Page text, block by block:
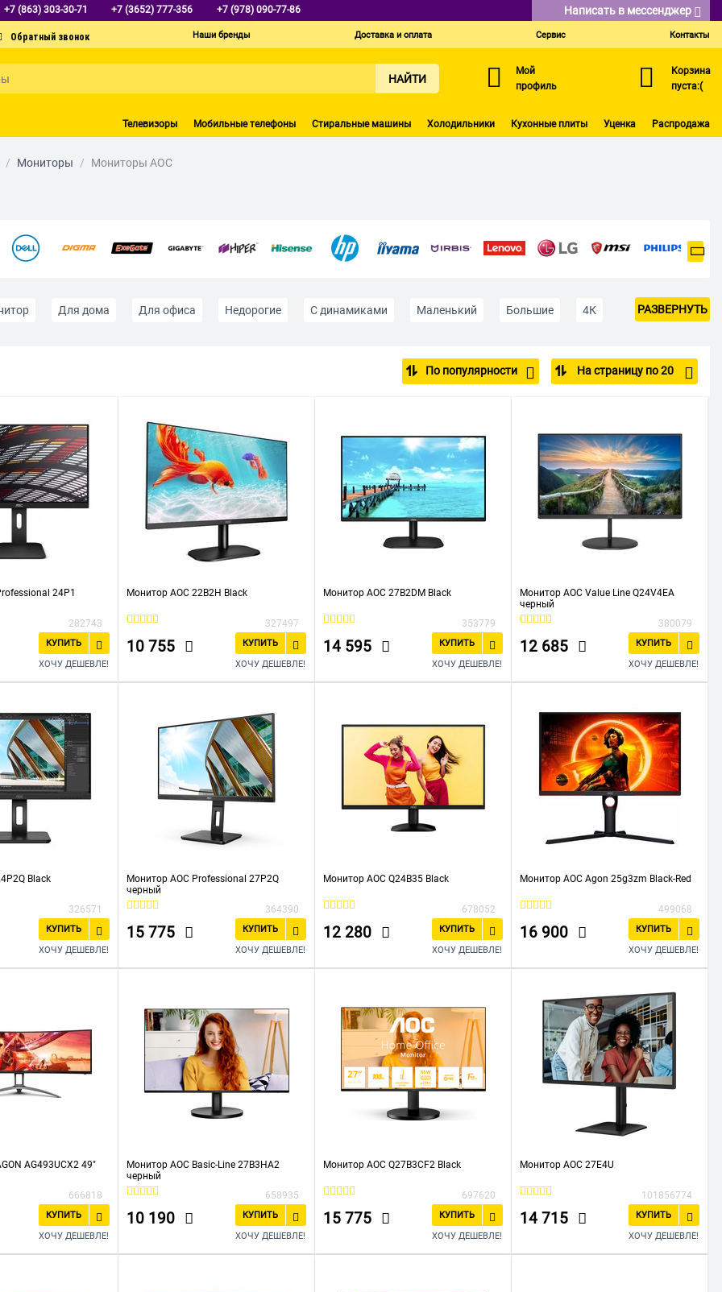
+7 (863) 303-30-71 +7 (3652) 777-356 +7 (978) 090-77-86 Написать в мессенджер
Наши бренды Доставка и оплата Сервис Контакты
НАЙТИ
Мой
профиль
Корзина
пуста:(
Телевизоры Мобильные телефоны Стиральные машины Холодильники Кухонные плиты Уценка Распродажа
/ Мониторы / Мониторы AOC
Для дома Для офиса Недорогие С динамиками Маленький Большие 4К РАЗВЕРНУТЬ
По популярности На страницу по 20
24P1
282743
КУПИТЬ
ХОЧУ ДЕШЕВЛЕ!
Монитор AOC 22B2H Black
327497
10 755
КУПИТЬ
ХОЧУ ДЕШЕВЛЕ!
Монитор AOC 27B2DM Black
353779
14 595
КУПИТЬ
ХОЧУ ДЕШЕВЛЕ!
Монитор AOC Value Line Q24V4EA
черный
380079
12 685
КУПИТЬ
ХОЧУ ДЕШЕВЛЕ!
Black
326571
КУПИТЬ
ХОЧУ ДЕШЕВЛЕ!
Монитор AOC Professional 27P2Q
черный
364390
15 775
КУПИТЬ
ХОЧУ ДЕШЕВЛЕ!
Монитор AOC Q24B35 Black
678052
12 280
КУПИТЬ
ХОЧУ ДЕШЕВЛЕ!
Монитор AOC Agon 25g3zm Black-Red
499068
16 900
КУПИТЬ
ХОЧУ ДЕШЕВЛЕ!
AG493UCX2 49"
666818
КУПИТЬ
ХОЧУ ДЕШЕВЛЕ!
Монитор AOC Basic-Line 27B3HA2
черный
658935
10 190
КУПИТЬ
ХОЧУ ДЕШЕВЛЕ!
Монитор AOC Q27B3CF2 Black
697620
15 775
КУПИТЬ
ХОЧУ ДЕШЕВЛЕ!
Монитор AOC 27E4U
101856774
14 715
КУПИТЬ
ХОЧУ ДЕШЕВЛЕ!